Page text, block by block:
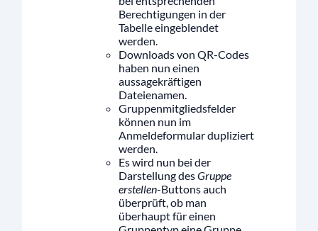
Berechtigungen in der
Tabelle eingeblendet
werden.
Downloads von QR-Codes
haben nun einen
aussagekräftigen
Dateienamen.
Gruppenmitgliedsfelder
können nun im
Anmeldeformular dupliziert
werden.
Es wird nun bei der
Darstellung desGruppe
erstellen-Buttons auch
überprüft, ob man
überhaupt für einen